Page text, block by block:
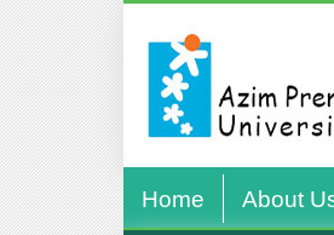
Home About